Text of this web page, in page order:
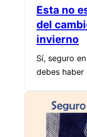
Esta no
del
invierno
Sí, seguro
debes